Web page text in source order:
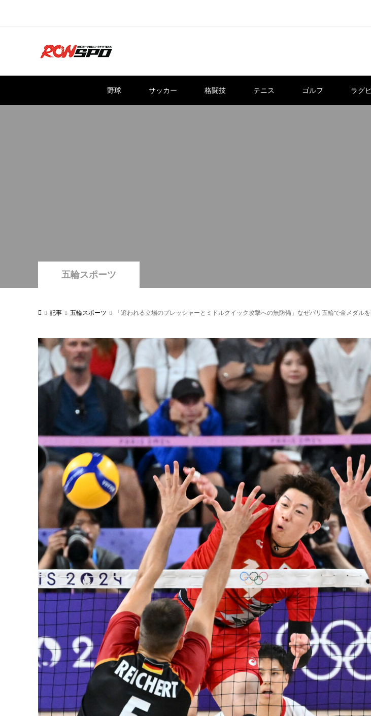
野球 サッカー 格闘技 テニス ゴルフ ラグ
五輪スポーツ
記事 五輪スポーツ 「追われる立場のプレッシャーとミドルクイック攻撃への無防備」なぜパリ五輪で金メダル